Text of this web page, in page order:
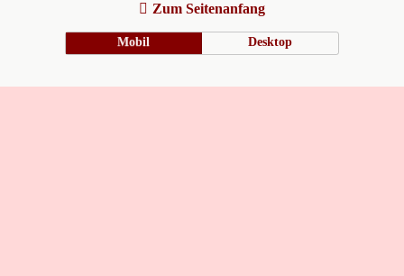
Zum Seitenanfang
Mobil Desktop